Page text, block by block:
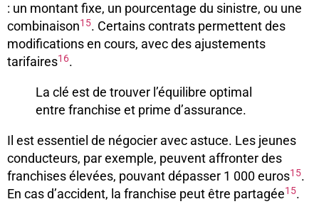
: un montant fixe, un pourcentage du sinistre, ou une
combinaison15. Certains contrats permettent des
modifications en cours, avec des ajustements
tarifaires16.
La clé est de trouver l’équilibre optimal
entre franchise et prime d’assurance.
Il est essentiel de négocier avec astuce. Les jeunes
conducteurs, par exemple, peuvent affronter des
franchises élevées, pouvant dépasser 1 000 euros15.
En cas d’accident, la franchise peut être partagée15.